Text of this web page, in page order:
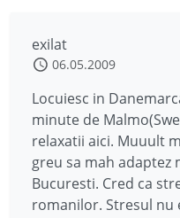
exilat
06.05.2009
Locuiesc in
minute de
relaxatii aici. Muuult
greu sa mah adaptez
Bucuresti. Cred ca
romanilor. Stresul nu